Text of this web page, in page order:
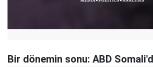
Bir dönemin sonu: ABD